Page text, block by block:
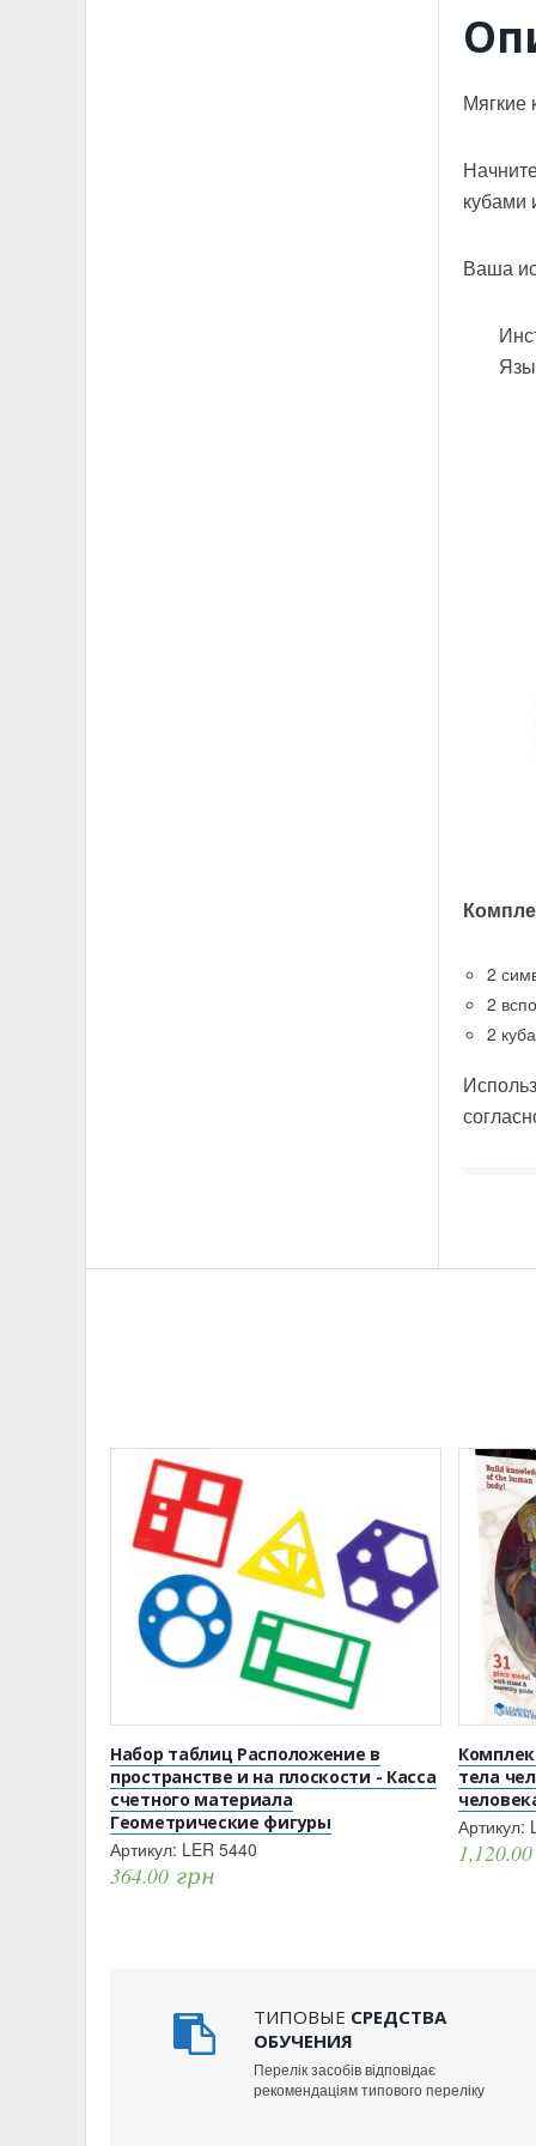
Мягкие
кубами
Ваша
2
2
2
Набор таблиц Расположение в
пространстве и на плоскости - Касса
счетного материала
Геометрические фигуры
Артикул: LER 5440
364.00 грн
тела
Артикул:
ТИПОВЫЕ СРЕДСТВА
ОБУЧЕНИЯ
Перелік засобів відповідає
рекомендаціям типового переліку